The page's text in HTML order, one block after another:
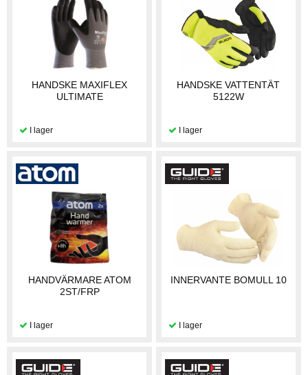
HANDSKE MAXIFLEX
ULTIMATE
HANDSKE VATTENTÄT
5122W
HANDVÄRMARE ATOM
2ST/FRP
INNERVANTE BOMULL 10